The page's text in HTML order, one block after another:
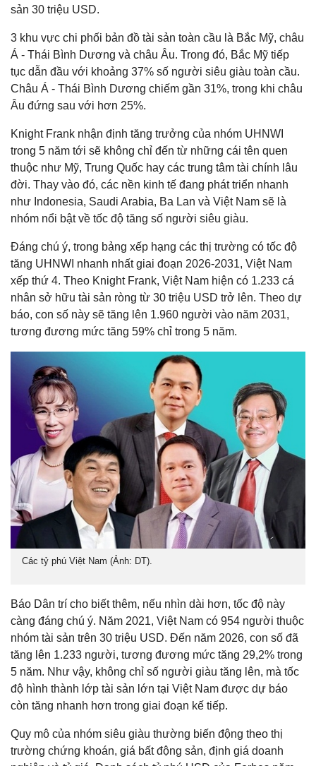
sản 30 triệu USD.
3 khu vực chi phối bản đồ tài sản toàn cầu là Bắc Mỹ, châu
Á - Thái Bình Dương và châu Âu. Trong đó, Bắc Mỹ tiếp
tục dẫn đầu với khoảng 37% số người siêu giàu toàn cầu.
Châu Á - Thái Bình Dương chiếm gần 31%, trong khi châu
Âu đứng sau với hơn 25%.
Knight Frank nhận định tăng trưởng của nhóm UHNWI
trong 5 năm tới sẽ không chỉ đến từ những cái tên quen
thuộc như Mỹ, Trung Quốc hay các trung tâm tài chính lâu
đời. Thay vào đó, các nền kinh tế đang phát triển nhanh
như Indonesia, Saudi Arabia, Ba Lan và Việt Nam sẽ là
nhóm nổi bật về tốc độ tăng số người siêu giàu.
Đáng chú ý, trong bảng xếp hạng các thị trường có tốc độ
tăng UHNWI nhanh nhất giai đoạn 2026-2031, Việt Nam
xếp thứ 4. Theo Knight Frank, Việt Nam hiện có 1.233 cá
nhân sở hữu tài sản ròng từ 30 triệu USD trở lên. Theo dự
báo, con số này sẽ tăng lên 1.960 người vào năm 2031,
tương đương mức tăng 59% chỉ trong 5 năm.
Các tỷ phú Việt Nam (Ảnh: DT).
Báo Dân trí cho biết thêm, nếu nhìn dài hơn, tốc độ này
càng đáng chú ý. Năm 2021, Việt Nam có 954 người thuộc
nhóm tài sản trên 30 triệu USD. Đến năm 2026, con số đã
tăng lên 1.233 người, tương đương mức tăng 29,2% trong
5 năm. Như vậy, không chỉ số người giàu tăng lên, mà tốc
độ hình thành lớp tài sản lớn tại Việt Nam được dự báo
còn tăng nhanh hơn trong giai đoạn kế tiếp.
Quy mô của nhóm siêu giàu thường biến động theo thị
trường chứng khoán, giá bất động sản, định giá doanh